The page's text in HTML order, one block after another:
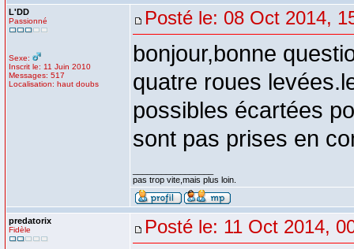
L'DD
Passionné
Sexe:
Inscrit le: 11 Juin 2010
Messages: 517
Localisation: haut doubs
Posté le: 08 Oct 2014,
bonjour,bonne
quatre roues
possibles écartées
sont pas prises en
pas trop vite,mais plus loin.
predatorix
Fidèle Posté le: 11 Oct 2014,